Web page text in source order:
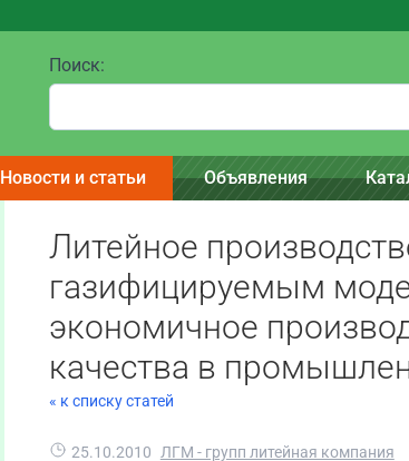
Поиск:
Новости и статьи Объявления
Литейное
газифицируемым
экономичное
качества в
« к списку статей
25.10.2010 ЛГМ - групп литейная компания